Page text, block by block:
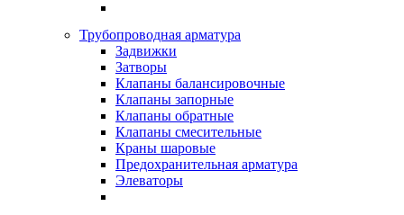
Трубопроводная арматура
Задвижки
Затворы
Клапаны балансировочные
Клапаны запорные
Клапаны обратные
Клапаны смесительные
Краны шаровые
Предохранительная арматура
Элеваторы